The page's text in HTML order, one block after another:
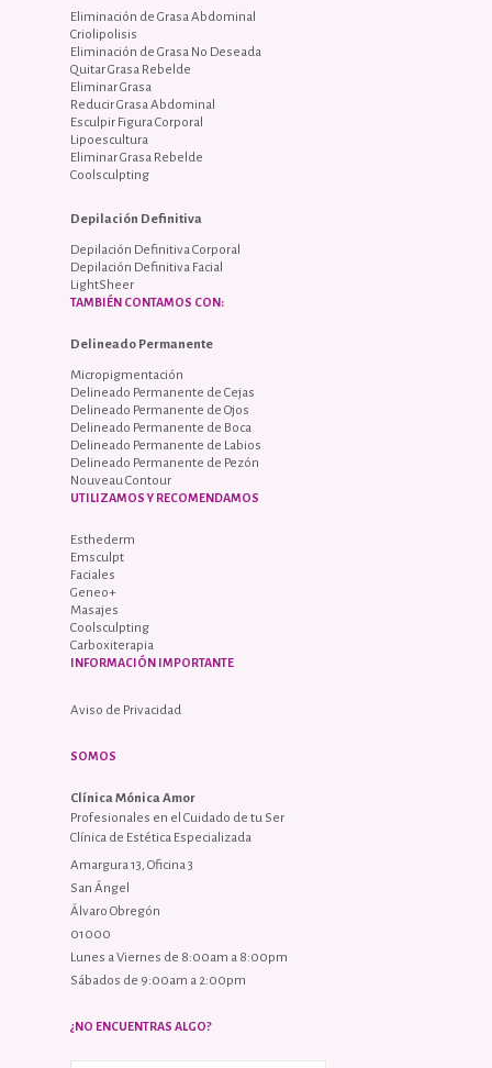
Eliminación de Grasa Abdominal
Criolipolisis
Eliminación de Grasa No Deseada
Quitar Grasa Rebelde
Eliminar Grasa
Reducir Grasa Abdominal
Esculpir Figura Corporal
Lipoescultura
Eliminar Grasa Rebelde
Coolsculpting
Depilación Definitiva
Depilación Definitiva Corporal
Depilación Definitiva Facial
LightSheer
TAMBIÉN CONTAMOS CON:
Delineado Permanente
Micropigmentación
Delineado Permanente de Cejas
Delineado Permanente de Ojos
Delineado Permanente de Boca
Delineado Permanente de Labios
Delineado Permanente de Pezón
Nouveau Contour
UTILIZAMOS Y RECOMENDAMOS
Esthederm
Emsculpt
Faciales
Geneo+
Masajes
Coolsculpting
Carboxiterapia
INFORMACIÓN IMPORTANTE
Aviso de Privacidad
SOMOS
Clínica Mónica Amor
Profesionales en el Cuidado de tu Ser
Clínica de Estética Especializada
Amargura 13, Oficina 3
San Ángel
Álvaro Obregón
01000
Lunes a Viernes de 8:00am a 8:00pm
Sábados de 9:00am a 2:00pm
¿NO ENCUENTRAS ALGO?